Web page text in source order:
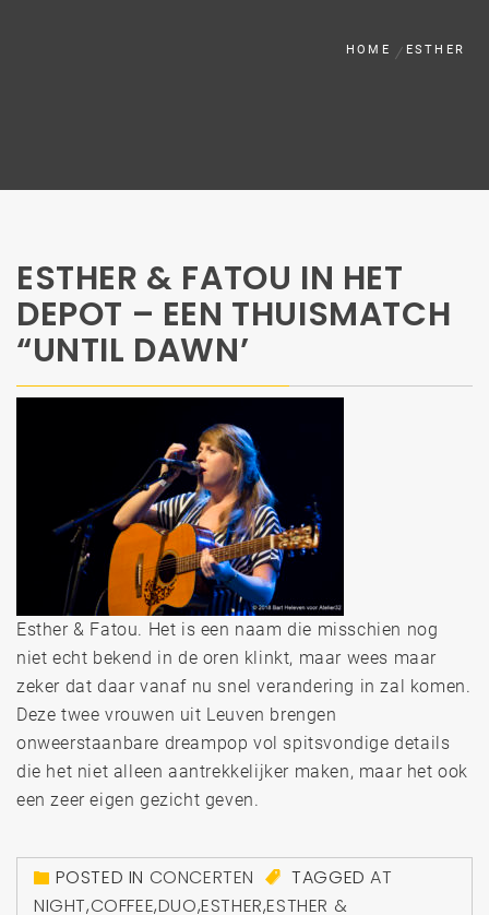
HOME ESTHER
ESTHER & FATOU IN HET
DEPOT – EEN THUISMATCH
“UNTIL DAWN’
Esther & Fatou. Het is een naam die misschien nog
niet echt bekend in de oren klinkt, maar wees maar
zeker dat daar vanaf nu snel verandering in zal komen.
Deze twee vrouwen uit Leuven brengen
onweerstaanbare dreampop vol spitsvondige details
die het niet alleen aantrekkelijker maken, maar het ook
een zeer eigen gezicht geven.
POSTED IN CONCERTEN TAGGEDAT
NIGHT,COFFEE,DUO,ESTHER,ESTHER &